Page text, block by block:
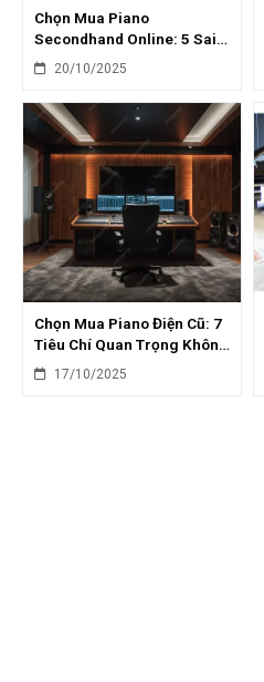
Chọn Mua Piano
Secondhand Online: 5 Sai
Lầm Nghiêm Trọng Cần
Tránh
20/10/2025
Chọn Mua Piano Điện Cũ: 7
Tiêu Chí Quan Trọng Không
Thể Bỏ Qua
17/10/2025